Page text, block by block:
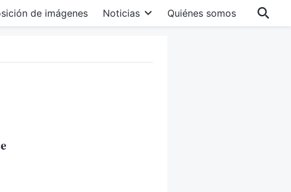
de imágenes Noticias Quiénes somos